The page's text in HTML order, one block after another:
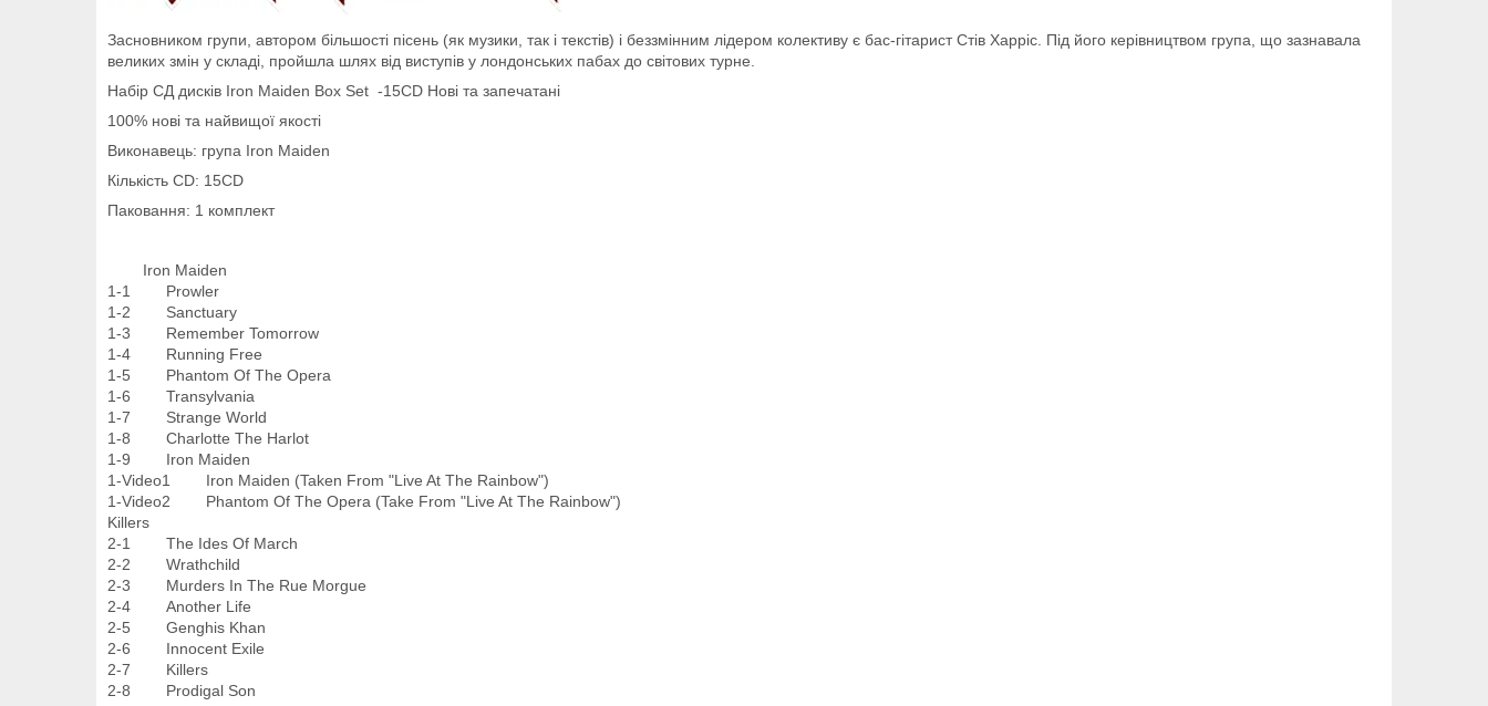
Засновником групи, автором більшості пісень (як музики, так і текстів) і беззмінним лідером колективу є бас-гітарист Стів Харріс. Під його керівництвом група, що зазнавала
великих змін у складі, пройшла шлях від виступів у лондонських пабах до світових турне.
Набір СД дисків Iron Maiden Box Set -15CD Нові та запечатані
100% нові та найвищої якості
Виконавець: група Iron Maiden
Кількість CD: 15CD
Паковання: 1 комплект
Iron Maiden
1-1 Prowler
1-2 Sanctuary
1-3 Remember Tomorrow
1-4 Running Free
1-5 Phantom Of The Opera
1-6 Transylvania
1-7 Strange World
1-8 Charlotte The Harlot
1-9 Iron Maiden
1-Video1 Iron Maiden (Taken From "Live At The Rainbow")
1-Video2 Phantom Of The Opera (Take From "Live At The Rainbow")
Killers
2-1 The Ides Of March
2-2 Wrathchild
2-3 Murders In The Rue Morgue
2-4 Another Life
2-5 Genghis Khan
2-6 Innocent Exile
2-7 Killers
2-8 Prodigal Son